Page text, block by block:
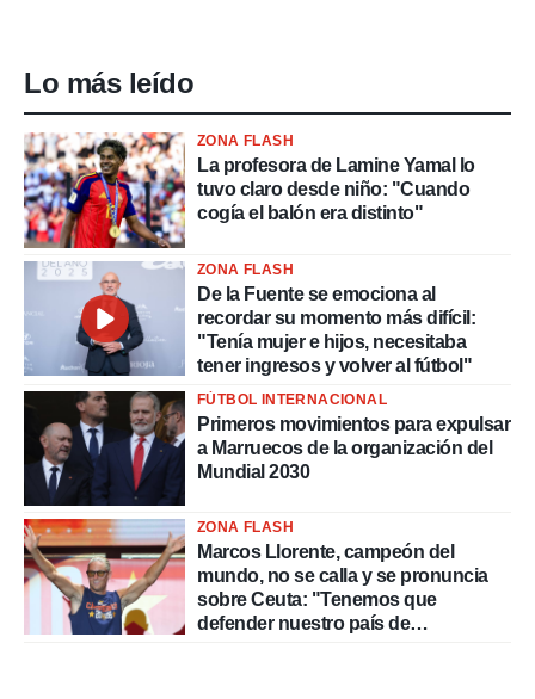
Lo más leído
ZONA FLASH
La profesora de Lamine Yamal lo
tuvo claro desde niño: "Cuando
cogía el balón era distinto"
ZONA FLASH
De la Fuente se emociona al
recordar su momento más difícil:
"Tenía mujer e hijos, necesitaba
tener ingresos y volver al fútbol"
FÚTBOL INTERNACIONAL
Primeros movimientos para expulsar
a Marruecos de la organización del
Mundial 2030
ZONA FLASH
Marcos Llorente, campeón del
mundo, no se calla y se pronuncia
sobre Ceuta: "Tenemos que
defender nuestro país de